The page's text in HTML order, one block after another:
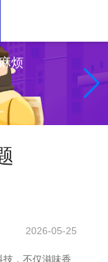
烦
2026-05-25
，不仅滋味香